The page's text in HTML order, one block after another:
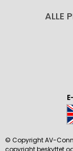
ALLE
© Copyright AV-
copyright beskyttet